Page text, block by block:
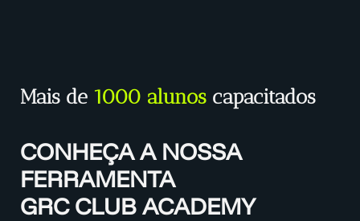
Mais de 1000 alunos capacitados
CONHEÇA A NOSSA
FERRAMENTA
GRC CLUB ACADEMY